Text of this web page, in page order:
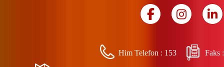
Him Telefon : 153 Faks